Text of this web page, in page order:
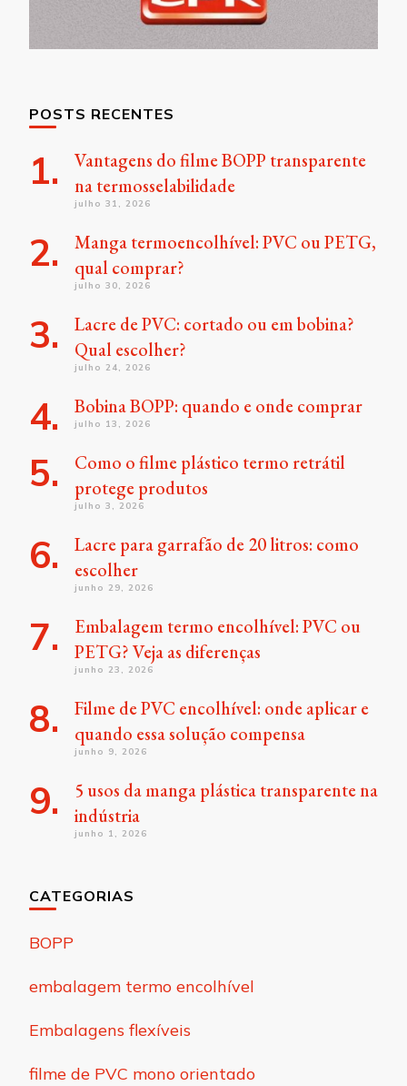
POSTS RECENTES
Vantagens do filme BOPP transparente
na termosselabilidade
julho 31, 2026
Manga termoencolhível: PVC ou PETG,
qual comprar?
julho 30, 2026
Lacre de PVC: cortado ou em bobina?
Qual escolher?
julho 24, 2026
Bobina BOPP: quando e onde comprar
julho 13, 2026
Como o filme plástico termo retrátil
protege produtos
julho 3, 2026
Lacre para garrafão de 20 litros: como
escolher
junho 29, 2026
Embalagem termo encolhível: PVC ou
PETG? Veja as diferenças
junho 23, 2026
Filme de PVC encolhível: onde aplicar e
quando essa solução compensa
junho 9, 2026
5 usos da manga plástica transparente na
indústria
junho 1, 2026
CATEGORIAS
BOPP
embalagem termo encolhível
Embalagens flexíveis
filme de PVC mono orientado